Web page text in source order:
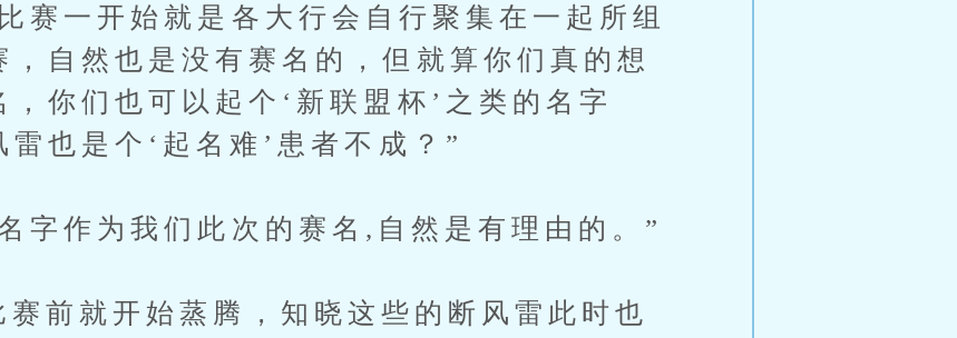
开始就是各大行会自行聚集在一起所组
，自然也是没有赛名的，但就算你们真的想
你们也可以起个‘新联盟杯’之类的名字
也是个‘起名难’患者不成？”
为我们此次的赛名,自然是有理由的。”
就开始蒸腾，知晓这些的断风雷此时也